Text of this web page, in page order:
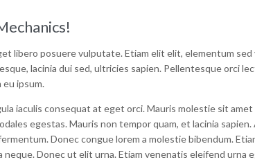
libero posuere vulputate. Etiam elit elit, elementum
lacinia dui sed, ultricies sapien. Pellentesque orci
ipsum.
iaculis consequat at eget orci. Mauris molestie sit
egestas. Mauris non tempor quam, et lacinia
Donec congue lorem a molestie bibendum.
neque. Donec ut elit urna. Etiam venenatis eleifend urna